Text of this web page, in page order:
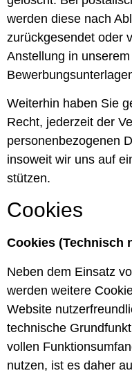
werden diese nach
zurückgesendet oder
Anstellung in
Weiterhin haben Sie
Recht, jederzeit der
personenbezogenen
insoweit wir uns auf
stützen.
Cookies
Cookies (Technisch
Neben dem Einsatz
werden weitere
Website
technische
vollen
nutzen, ist es daher